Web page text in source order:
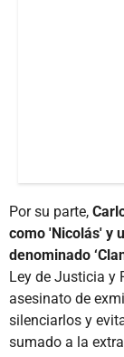
Por su parte,
como 'Nicolás' y
denominado
Ley de Justicia y
asesinato de
silenciarlos y
sumado a la